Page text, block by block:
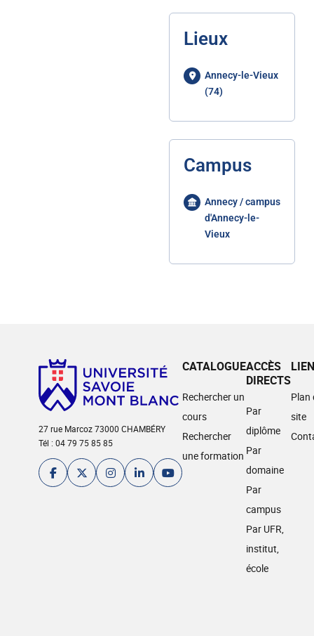
Lieux
Annecy-le-Vieux
(74)
Campus
Annecy / campus
d'Annecy-le-
Vieux
27 rue Marcoz 73000 CHAMBÉRY
Tél : 04 79 75 85 85
CATALOGUE
Rechercher un
cours
Rechercher
une formation
ACCÈS
DIRECTS
Par
diplôme
Par
domaine
Par
campus
Par UFR,
institut,
école
Plan
site